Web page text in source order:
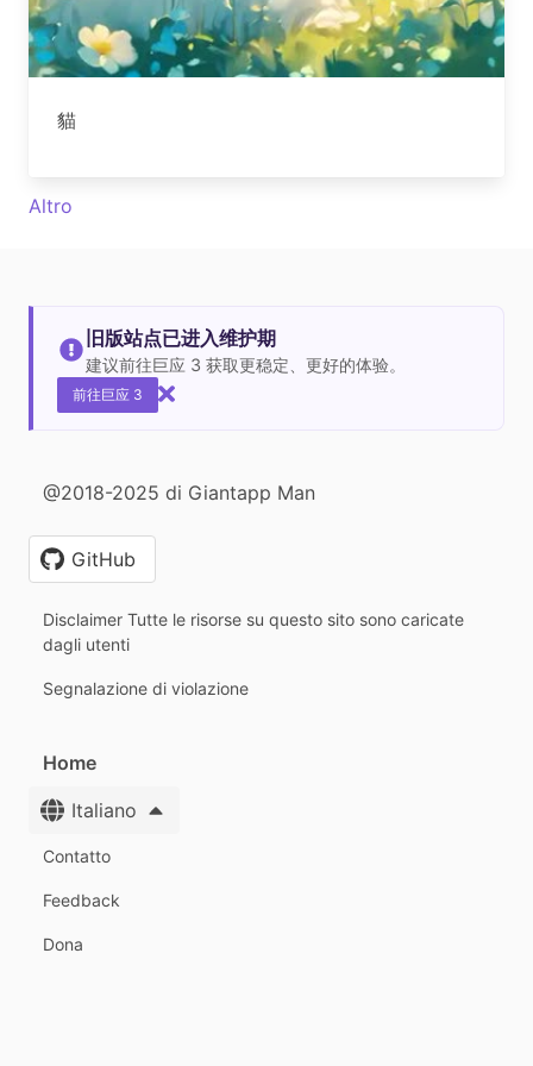
貓
Altro
旧版站点已进入维护期
建议前往巨应 3 获取更稳定、更好的体验。
前往巨应 3
@2018-2025 di Giantapp Man
GitHub
Disclaimer Tutte le risorse su questo sito sono caricate
dagli utenti
Segnalazione di violazione
Home
Italiano
Contatto
Feedback
Dona